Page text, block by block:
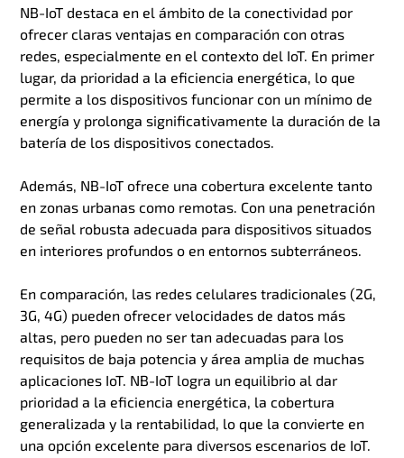
NB-IoT destaca en el ámbito de la conectividad por
ofrecer claras ventajas en comparación con otras
redes, especialmente en el contexto del IoT. En primer
lugar, da prioridad a la eficiencia energética, lo que
permite a los dispositivos funcionar con un mínimo de
energía y prolonga significativamente la duración de la
batería de los dispositivos conectados.
Además, NB-IoT ofrece una cobertura excelente tanto
en zonas urbanas como remotas. Con una penetración
de señal robusta adecuada para dispositivos situados
en interiores profundos o en entornos subterráneos.
En comparación, las redes celulares tradicionales (2G,
3G, 4G) pueden ofrecer velocidades de datos más
altas, pero pueden no ser tan adecuadas para los
requisitos de baja potencia y área amplia de muchas
aplicaciones IoT. NB-IoT logra un equilibrio al dar
prioridad a la eficiencia energética, la cobertura
generalizada y la rentabilidad, lo que la convierte en
una opción excelente para diversos escenarios de IoT.